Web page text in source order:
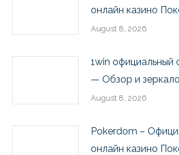
онлайн казино
August 8, 2026
1win официальный
— Обзор и
August 8, 2026
Pokerdom –
онлайн казино